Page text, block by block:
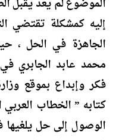
إليه كمشكلة تقتضي
الجاهزة في الحل ،
محمد عابد الجابري
فكر وإبداع بموقع
كتابه ” الخطاب
الوصول إلى حل